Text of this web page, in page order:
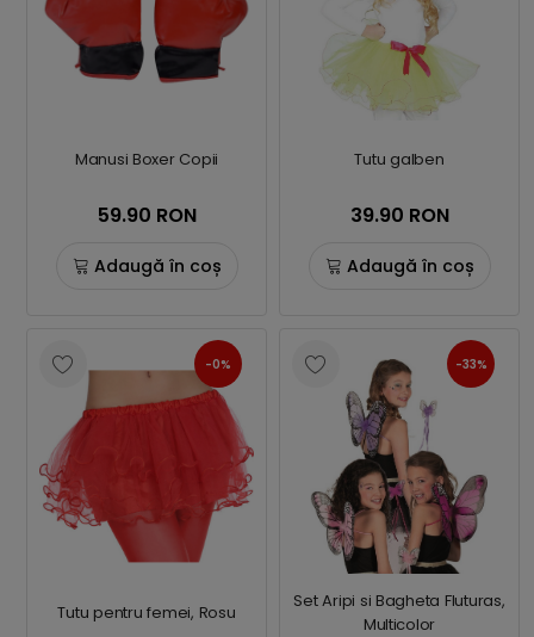
Manusi Boxer Copii
59.90 RON
Adaugă în coș
Tutu galben
39.90 RON
Adaugă în coș
-0%
Tutu pentru femei, Rosu
-33%
Set Aripi si Bagheta Fluturas,
Multicolor